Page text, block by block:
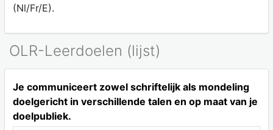
(Nl/Fr/E).
OLR-Leerdoelen (lijst)
Je communiceert zowel schriftelijk als mondeling
doelgericht in verschillende talen en op maat van je
doelpubliek.